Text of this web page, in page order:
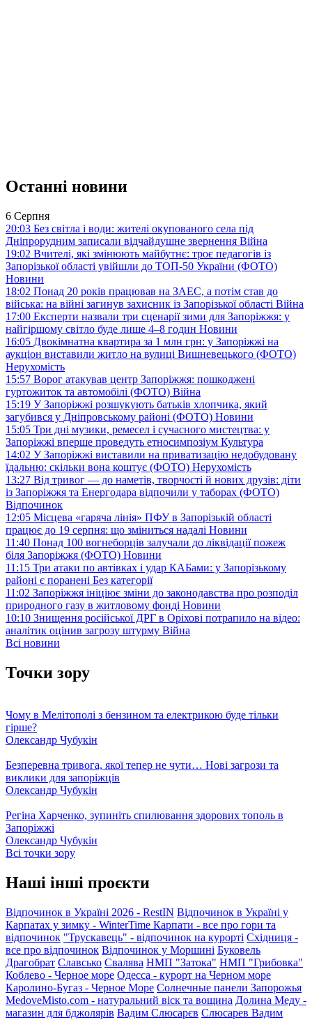
Останні новини
6 Серпня
20:03 Без світла і води: жителі окупованого села під
Дніпрорудним записали відчайдушне звернення Війна
19:02 Вчителі, які змінюють майбутнє: троє педагогів із
Запорізької області увійшли до ТОП-50 України (ФОТО)
Новини
18:02 Понад 20 років працював на ЗАЕС, а потім став до
війська: на війні загинув захисник із Запорізької області Війна
17:00 Експерти назвали три сценарії зими для Запоріжжя: у
найгіршому світло буде лише 4–8 годин Новини
16:05 Двокімнатна квартира за 1 млн грн: у Запоріжжі на
аукціон виставили житло на вулиці Вишневецького (ФОТО)
Нерухомість
15:57 Ворог атакував центр Запоріжжя: пошкоджені
гуртожиток та автомобілі (ФОТО) Війна
15:19 У Запоріжжі розшукують батьків хлопчика, який
загубився у Дніпровському районі (ФОТО) Новини
15:05 Три дні музики, ремесел і сучасного мистецтва: у
Запоріжжі вперше проведуть етносимпозіум Культура
14:02 У Запоріжжі виставили на приватизацію недобудовану
їдальню: скільки вона коштує (ФОТО) Нерухомість
13:27 Від тривог — до наметів, творчості й нових друзів: діти
із Запоріжжя та Енергодара відпочили у таборах (ФОТО)
Відпочинок
12:05 Місцева «гаряча лінія» ПФУ в Запорізькій області
працює до 19 серпня: що зміниться надалі Новини
11:40 Понад 100 вогнеборців залучали до ліквідації пожеж
біля Запоріжжя (ФОТО) Новини
11:15 Три атаки по автівках і удар КАБами: у Запорізькому
районі є поранені Без категорії
11:02 Запоріжжя ініціює зміни до законодавства про розподіл
природного газу в житловому фонді Новини
10:10 Знищення російської ДРГ в Оріхові потрапило на відео:
аналітик оцінив загрозу штурму Війна
Всі новини
Точки зору
Чому в Мелітополі з бензином та електрикою буде тільки
гірше?
Олександр Чубукін
Безперевна тривога, якої тепер не чути… Нові загрози та
виклики для запоріжців
Олександр Чубукін
Регіна Харченко, зупиніть спилювання здорових тополь в
Запоріжжі
Олександр Чубукін
Всі точки зору
Наші інші проєкти
Відпочинок в Україні 2026 - RestIN Відпочинок в Україні у
Карпатах у зимку - WinterTime Карпати - все про гори та
відпочинок "Трускавець" - відпочинок на курорті Східниця -
все про відпочинок Відпочинок у Моршині Буковель
Драгобрат Славсько Свалява НМП "Затока" НМП "Грибовка"
Коблево - Черное море Одесса - курорт на Черном море
Каролино-Бугаз - Черное Море Солнечные панели Запорожья
MedoveMisto.com - натуральний віск та вощина Долина Меду -
магазин для бджолярів Вадим Слюсарєв Слюсарев Вадим